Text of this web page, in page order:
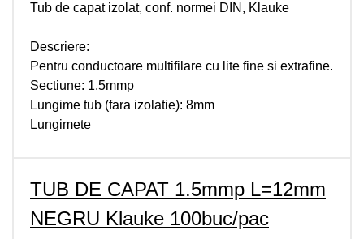
Tub de capat izolat, conf. normei DIN, Klauke
Descriere:
Pentru conductoare multifilare cu lite fine si extrafine.
Sectiune: 1.5mmp
Lungime tub (fara izolatie): 8mm
Lungimete
TUB DE CAPAT 1.5mmp L=12mm
NEGRU Klauke 100buc/pac